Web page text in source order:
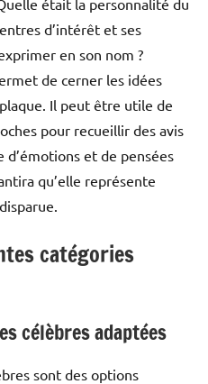
était la personnalité du
d’intérêt et ses
en son nom ?
de cerner les idées
Il peut être utile de
pour recueillir des avis
d’émotions et de pensées
qu’elle représente
catégories
célèbres adaptées
sont des options